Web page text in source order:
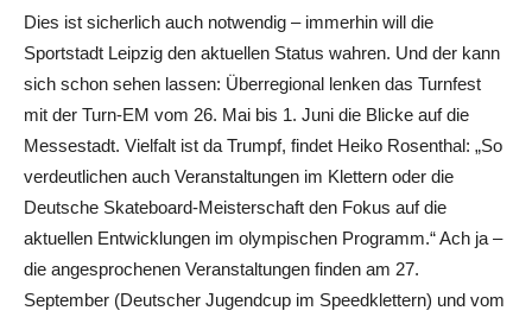
Dies ist sicherlich auch notwendig – immerhin will die
Sportstadt Leipzig den aktuellen Status wahren. Und der kann
sich schon sehen lassen: Überregional lenken das Turnfest
mit der Turn-EM vom 26. Mai bis 1. Juni die Blicke auf die
Messestadt. Vielfalt ist da Trumpf, findet Heiko Rosenthal: „So
verdeutlichen auch Veranstaltungen im Klettern oder die
Deutsche Skateboard-Meisterschaft den Fokus auf die
aktuellen Entwicklungen im olympischen Programm.“ Ach ja –
die angesprochenen Veranstaltungen finden am 27.
September (Deutscher Jugendcup im Speedklettern) und vom